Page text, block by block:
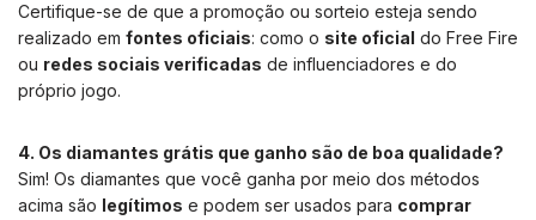
Certifique-se de que a promoção ou sorteio esteja sendo
realizado em fontes oficiais: como o site oficial do Free Fire
ou redes sociais verificadas de influenciadores e do
próprio jogo.
4. Os diamantes grátis que ganho são de boa qualidade?
Sim! Os diamantes que você ganha por meio dos métodos
acima são legítimos e podem ser usados para comprar